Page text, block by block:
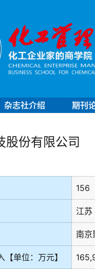
杂志社介绍 期刊
股份有限公司
156
江苏
南京
单位：万元】